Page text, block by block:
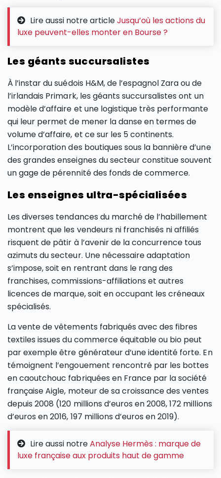
Lire aussi notre articleJusqu’où les actions du
luxe peuvent-elles monter en Bourse ?
Les géants succursalistes
À l’instar du suédois H&M, de l’espagnol Zara ou de
l’irlandais Primark, les géants succursalistes ont un
modèle d’affaire et une logistique très performante
qui leur permet de mener la danse en termes de
volume d’affaire, et ce sur les 5 continents.
L’incorporation des boutiques sous la bannière d’une
des grandes enseignes du secteur constitue souvent
un gage de pérennité des fonds de commerce.
Les enseignes ultra-spécialisées
Les diverses tendances du marché de l’habillement
montrent que les vendeurs ni franchisés ni affiliés
risquent de pâtir à l’avenir de la concurrence tous
azimuts du secteur. Une nécessaire adaptation
s’impose, soit en rentrant dans le rang des
franchises, commissions-affiliations et autres
licences de marque, soit en occupant les créneaux
spécialisés.
La vente de vêtements fabriqués avec des fibres
textiles issues du commerce équitable ou bio peut
par exemple être générateur d’une identité forte. En
témoignent l’engouement rencontré par les bottes
en caoutchouc fabriquées en France par la société
française Aigle, moteur de sa croissance des ventes
depuis 2008 (120 millions d’euros en 2008, 172 millions
d’euros en 2016, 197 millions d’euros en 2019).
Lire aussi notreAnalyse Hermès : marque de
luxe française aux produits haut de gamme